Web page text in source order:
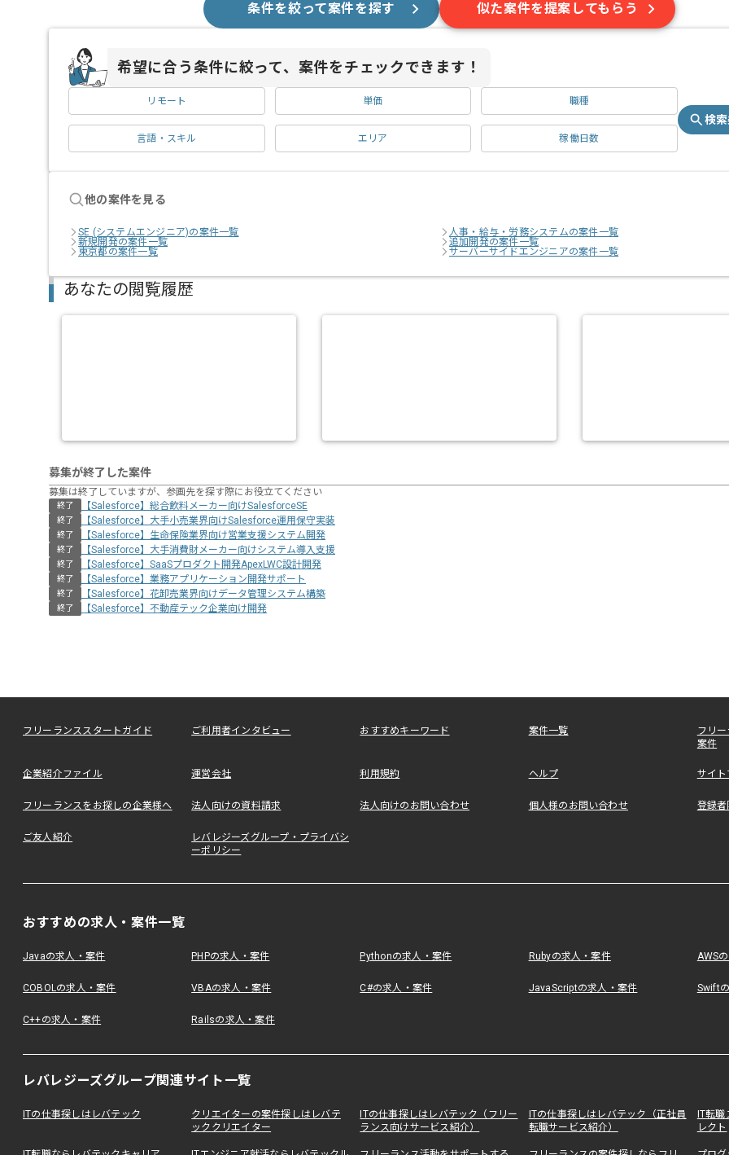
条件を絞って案件を探す 似た案件を提案してもらう
希望に合う条件に絞って、案件をチェックできます！
リモート 単価 職種
言語・スキル エリア 稼働日数
検
他の案件を見る
SE (システムエンジニア)の案件一覧
人事・給与・労務システムの案件一覧
新規開発の案件一覧
追加開発の案件一覧
東京都の案件一覧
サーバーサイドエンジニアの案件一覧
あなたの閲覧履歴
募集が終了した案件
募集は終了していますが、参画先を探す際にお役立てください
終了 【Salesforce】総合飲料メーカー向けSalesforceSE
終了 【Salesforce】大手小売業界向けSalesforce運用保守実装
終了 【Salesforce】生命保険業界向け営業支援システム開発
終了 【Salesforce】大手消費財メーカー向けシステム導入支援
終了 【Salesforce】SaaSプロダクト開発ApexLWC設計開発
終了 【Salesforce】業務アプリケーション開発サポート
終了 【Salesforce】花卸売業界向けデータ管理システム構築
終了 【Salesforce】不動産テック企業向け開発
フリーランススタートガイド ご利用者インタビュー おすすめキーワード 案件一覧
フリ
案件
企業紹介ファイル 運営会社 利用規約 ヘルプ サイ
フリーランスをお探しの企業様へ 法人向けの資料請求 法人向けのお問い合わせ 個人様のお問い合わせ 登録者
ご友人紹介
レバレジーズグループ・プライバシ
ーポリシー
おすすめの求人・案件一覧
Javaの求人・案件 PHPの求人・案件 Pythonの求人・案件 Rubyの求人・案件 AWS
COBOLの求人・案件 VBAの求人・案件 C#の求人・案件 JavaScriptの求人・案件 Swift
C++の求人・案件 Railsの求人・案件
レバレジーズグループ関連サイト一覧
ITの仕事探しはレバテック
クリエイターの案件探しはレバテ
ッククリエイター
ITの仕事探しはレバテック（フリー
ランス向けサービス紹介）
ITの仕事探しはレバテック（正社員
転職サービス紹介）
IT転
レクト